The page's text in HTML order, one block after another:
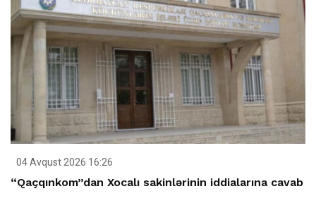
04 Avqust 2026 16:26
“Qaçqınkom”dan Xocalı sakinlərinin iddialarına cavab